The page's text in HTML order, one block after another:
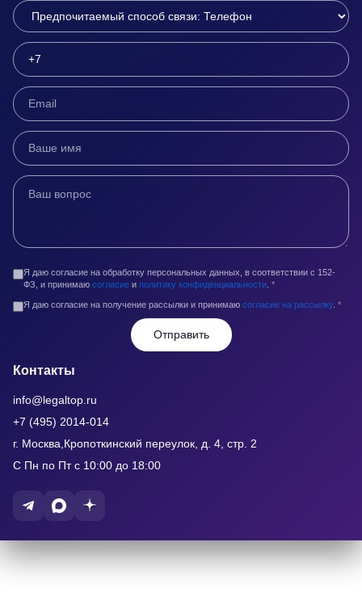
Я даю согласие на обработку персональных данных, в соответствии с 152-
ФЗ, и принимаю согласие и политику конфиденциальности *
Я даю согласие на получение рассылки и принимаю согласие на рассылку. *
Отправить
Контакты
info@legaltop.ru
+7 (495) 2014-014
г. Москва,Кропоткинский переулок, д. 4, стр. 2
С Пн по Пт с 10:00 до 18:00